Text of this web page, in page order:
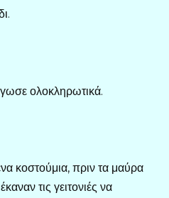
ολοκληρωτικά.
κοστούμια, πριν τα μαύρα
τις γειτονιές να